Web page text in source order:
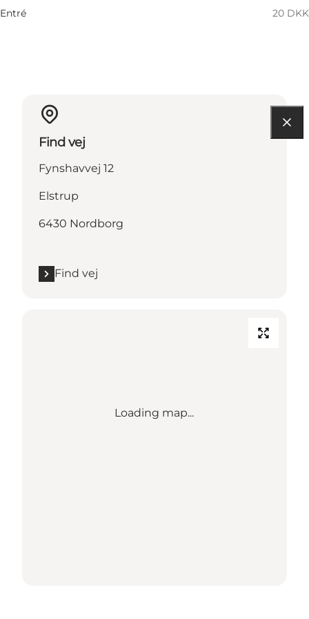
22 November
10:00 AM–04:00 PM
Entré 20 DKK
Find vej
Fynshavvej 12
Elstrup
6430 Nordborg
Find vej
Loading map...